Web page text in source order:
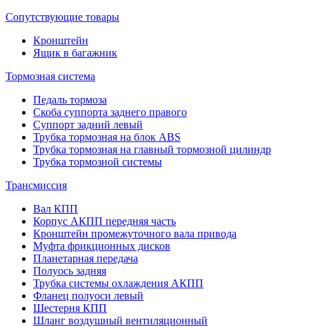
Сопутствующие товары
Кронштейн
Ящик в багажник
Тормозная система
Педаль тормоза
Скоба суппорта заднего правого
Суппорт задний левый
Трубка тормозная на блок ABS
Трубка тормозная на главный тормозной цилиндр
Трубка тормозной системы
Трансмиссия
Вал КПП
Корпус АКПП передняя часть
Кронштейн промежуточного вала привода
Муфта фрикционных дисков
Планетарная передача
Полуось задняя
Трубка системы охлаждения АКПП
Фланец полуоси левый
Шестерня КПП
Шланг воздушный вентиляционный